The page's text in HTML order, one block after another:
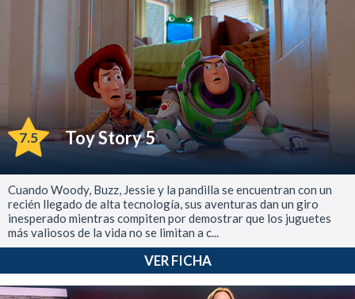
7.5 Toy Story 5
Cuando Woody, Buzz, Jessie y la pandilla se encuentran con un
recién llegado de alta tecnología, sus aventuras dan un giro
inesperado mientras compiten por demostrar que los juguetes
más valiosos de la vida no se limitan a c...
VER FICHA